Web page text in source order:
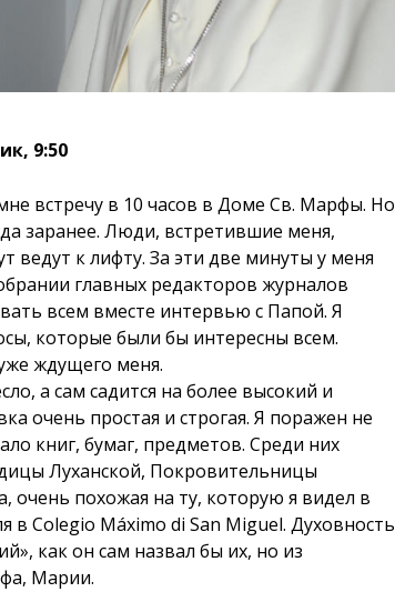
9:50
встречу в 10 часов в Доме Cв. Марфы. Но
заранее. Люди, встретившие меня,
к лифту. За эти две минуты у меня
главных редакторов журналов
всем вместе интервью с Папой. Я
которые были бы интересны всем.
ждущего меня.
а сам садится на более высокий и
очень простая и строгая. Я поражен не
книг, бумаг, предметов. Среди них
Луханской, Покровительницы
очень похожая на ту, которую я видел в
в Colegio Máximo di San Miguel. Духовность
как он сам назвал бы их, но из
Марии.